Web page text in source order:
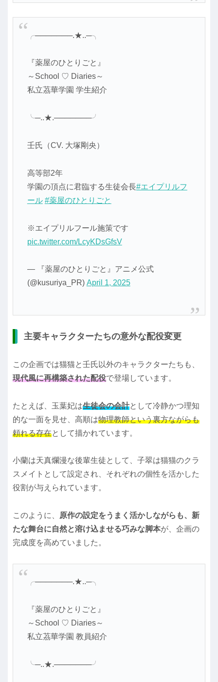
╭───────.★..─╮
『薬屋のひとりごと』
～School ♡ Diaries～
私立茘華学園 学生紹介
╰─..★.───────╯
壬氏（CV. 大塚剛央）
高等部2年
学園の頂点に君臨する生徒会長#エイプリルフ
ール #薬屋のひとりごと
※エイプリルフール施策です
pic.twitter.com/LcyKDsGfsV
— 『薬屋のひとりごと』アニメ公式
(@kusuriya_PR) April 1, 2025
主要キャラクターたちの意外な配役変更
この企画では猫猫と壬氏以外のキャラクターたちも、
現代風に再構築された配役で登場しています。
たとえば、玉葉妃は生徒会の会計として冷静かつ理知
的な一面を見せ、高順は物理教師という裏方ながらも
頼れる存在として描かれています。
小蘭は天真爛漫な後輩生徒として、子翠は猫猫のクラ
スメイトとして設定され、それぞれの個性を活かした
役割が与えられています。
このように、
原作の設定をうまく活かしながらも、新
たな舞台に自然と溶け込ませる巧みな脚本が、企画の
完成度を高めていました。
╭───────.★..─╮
『薬屋のひとりごと』
～School ♡ Diaries～
私立茘華学園 教員紹介
╰─..★.───────╯